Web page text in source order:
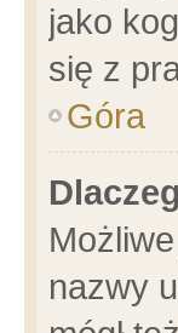
jako
się z
Góra
nazwy